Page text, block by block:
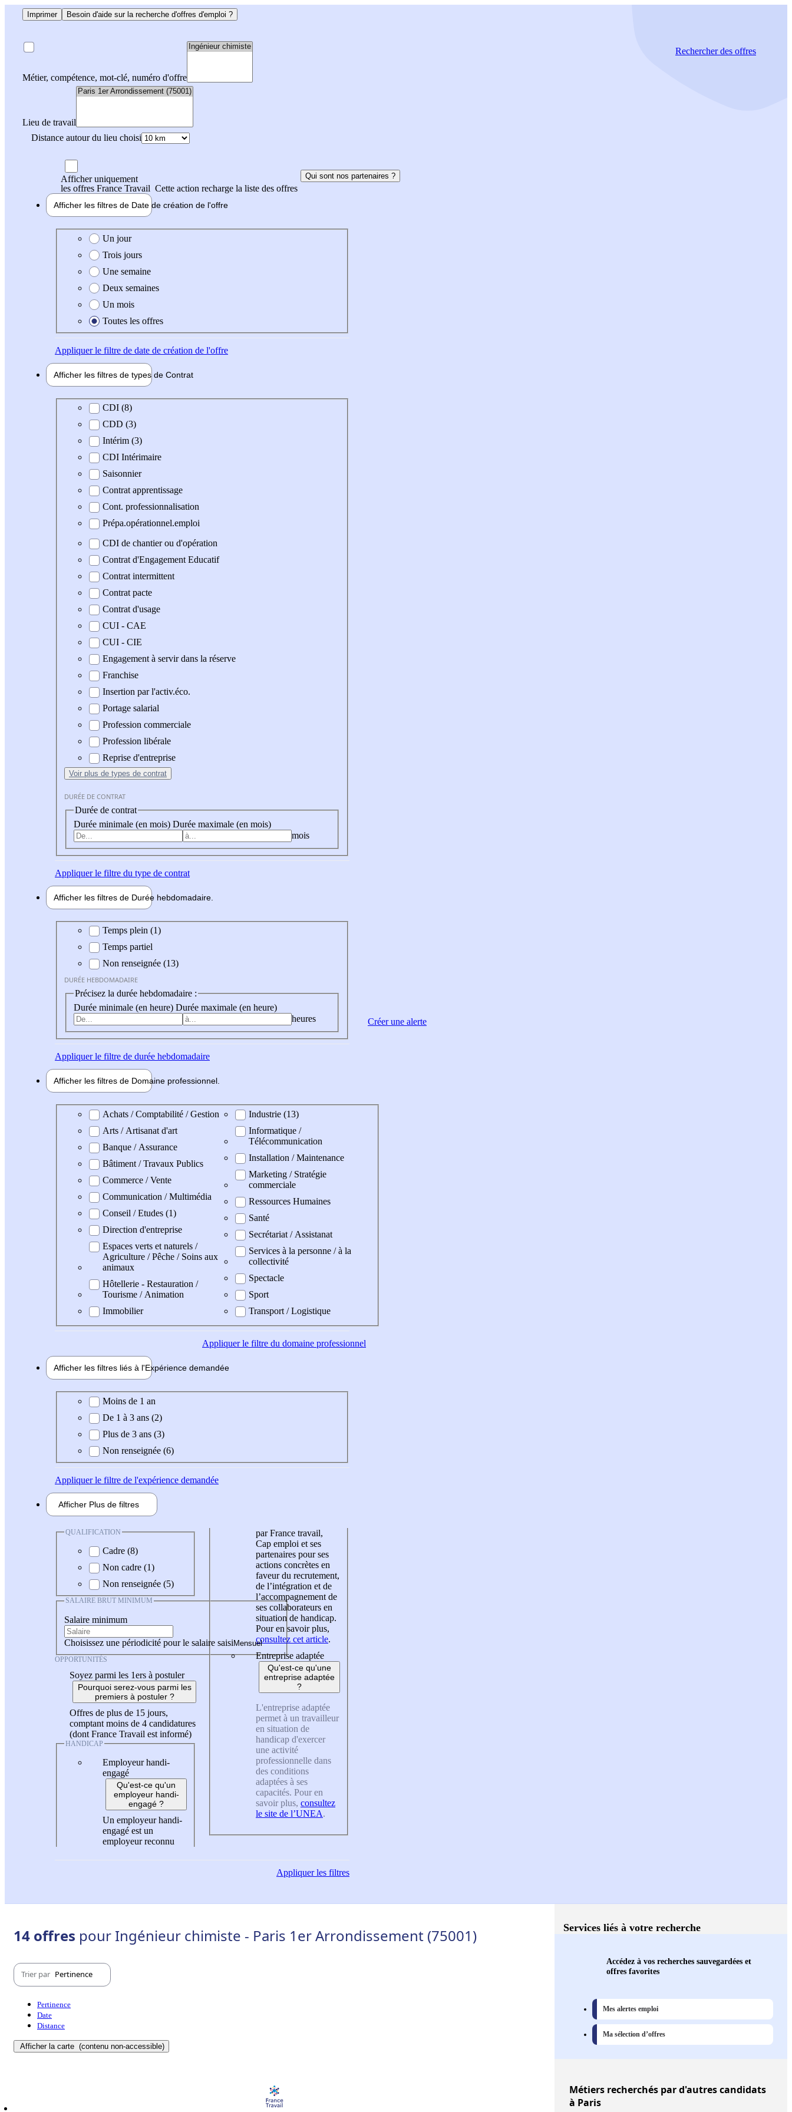
Imprimer Besoin d'aide sur la recherche d'offres d'emploi ?
Métier, compétence, mot-clé, numéro d'offre
Lieu de travail
Distance autour du lieu choisi
Rechercherdes offres
Afficher uniquement
les offres France Travail Cette action recharge la liste des offres
Qui sont nos partenaires ?
Afficher les filtres de Date de création de l'offre
Date de création de l'offre
Un jour
Trois jours
Une semaine
Deux semaines
Un mois
Toutes les offres
Appliquerle filtre de date de création de l'offre
Afficher les filtres de types de Contrat
Type de contrat
CDI (8)
CDD (3)
Intérim (3)
CDI Intérimaire
Saisonnier
Contrat apprentissage
Cont. professionnalisation
Prépa.opérationnel.emploi
CDI de chantier ou d'opération
Contrat d'Engagement Educatif
Contrat intermittent
Contrat pacte
Contrat d'usage
CUI - CAE
CUI - CIE
Engagement à servir dans la réserve
Franchise
Insertion par l'activ.éco.
Portage salarial
Profession commerciale
Profession libérale
Reprise d'entreprise
Voir plus de types de contrat
DURÉE DE CONTRAT
Durée de contrat
Durée minimale (en mois) Durée maximale (en mois)
mois
Appliquerle filtre du type de contrat
Afficher les filtres de Durée hebdomadaire
Durée hebdomadaire
Temps plein (1)
Temps partiel
Non renseignée (13)
DURÉE HEBDOMADAIRE
Précisez la durée hebdomadaire :
Durée minimale (en heure) Durée maximale (en heure)
heures
Appliquerle filtre de durée hebdomadaire
Afficher les filtres de Domaine professionnel
Domaine professionel
Achats / Comptabilité / Gestion
Arts / Artisanat d'art
Banque / Assurance
Bâtiment / Travaux Publics
Commerce / Vente
Communication / Multimédia
Conseil / Etudes (1)
Direction d'entreprise
Espaces verts et naturels /
Agriculture / Pêche / Soins aux
animaux
Hôtellerie - Restauration /
Tourisme / Animation
Immobilier
Industrie (13)
Informatique /
Télécommunication
Installation / Maintenance
Marketing / Stratégie
commerciale
Ressources Humaines
Santé
Secrétariat / Assistanat
Services à la personne / à la
collectivité
Spectacle
Sport
Transport / Logistique
Appliquerle filtre du domaine professionnel
Afficher les filtres liés à l'Expérience demandée
Expérience demandée
Moins de 1 an
De 1 à 3 ans (2)
Plus de 3 ans (3)
Non renseignée (6)
Appliquerle filtre de l'expérience demandée
Afficher Plus de filtres
QUALIFICATION
Cadre (8)
Non cadre (1)
Non renseignée (5)
SALAIRE BRUT MINIMUM
Salaire minimum
Choisissez une périodicité pour le salaire saisi
OPPORTUNITÉS
Soyez parmi les 1ers à postuler
Pourquoi serez-vous parmi les
premiers à postuler ?
Offres de plus de 15 jours,
comptant moins de 4 candidatures
(dont France Travail est informé)
HANDICAP
Employeur handi-
engagé
Qu'est-ce qu'un
employeur handi-
engagé ?
Un employeur handi-
engagé est un
employeur reconnu
par France travail,
Cap emploi et ses
partenaires pour ses
actions concrètes en
faveur du recrutement,
de l’intégration et de
l’accompagnement de
ses collaborateurs en
situation de handicap.
Pour en savoir plus,
consultez cet article.
Entreprise adaptée
Qu'est-ce qu'une
entreprise adaptée
?
L'entreprise adaptée
permet à un travailleur
en situation de
handicap d'exercer
une activité
professionnelle dans
des conditions
adaptées à ses
capacités. Pour en
savoir plus, consultez
le site de l’UNEA.
Appliquerles filtres
Créer une alerte
14 offres pour Ingénieur chimiste - Paris 1er Arrondissement (75001)
Trier par Pertinence
Pertinence
Date
Distance
Afficher la carte (contenu non-accessible)
Services liés à votre recherche
Accédez à vos recherches sauvegardées et
offres favorites
Mes alertes emploi
Ma sélection d’offres
Métiers recherchés par d'autres candidats
à Paris